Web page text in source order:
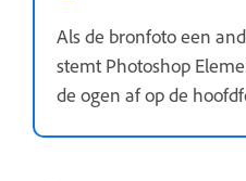
Als de bronfoto een
stemt Photoshop
de ogen af op de